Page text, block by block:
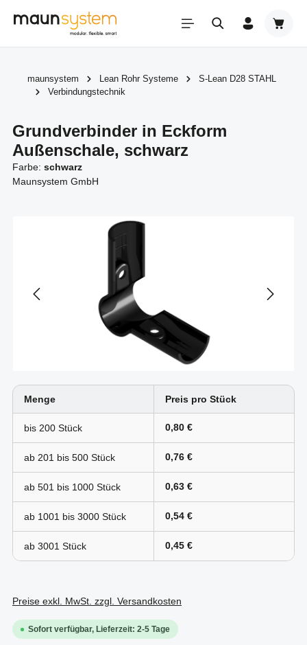
Zum Hauptinhalt springen
maunsystem Lean Rohr Systeme
S-Lean D28 STAHL
Verbindungstechnik
Grundverbinder in Eckform
Außenschale, schwarz
Farbe: schwarz
Maunsystem GmbH
Menge Preis pro Stück
bis 200 0,80 €
ab 201 bis 500 0,76 €
ab 501 bis 1000 0,63 €
ab 1001 bis 3000 0,54 €
ab 3001 0,45 €
Preise exkl. MwSt. zzgl. Versandkosten
Sofort verfügbar, Lieferzeit: 2-5 Tage